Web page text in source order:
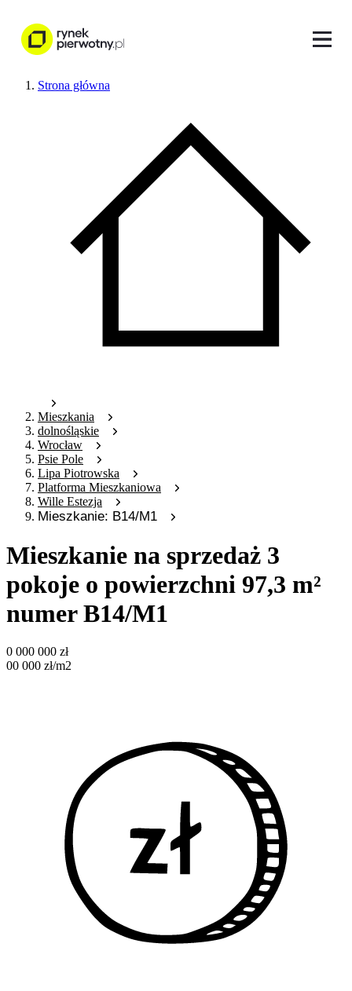
Strona główna
Mieszkania
dolnośląskie
Wrocław
Psie Pole
Lipa Piotrowska
Platforma Mieszkaniowa
Wille Estezja
Mieszkanie: B14/M1
Mieszkanie na sprzedaż 3
pokoje o powierzchni 97,3 m²
numer B14/M1
0 000 000 zł
00 000 zł/m2